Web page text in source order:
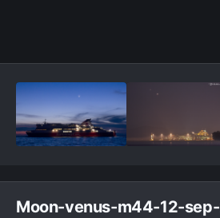
Moon-venus-m44-12-